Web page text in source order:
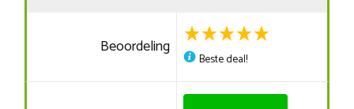
Beoordeling
Beste deal!